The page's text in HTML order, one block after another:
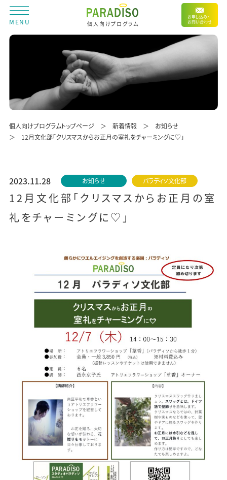
MENU 個人向けプログラム
お申し込み・
お問い合わせ
個人向けプログラムトップページ 新着情報
お知らせ
12月文化部「クリスマスからお正月の室礼をチャーミングに♡」
2023.11.28 お知らせ パラディソ文化部
12月文化部「クリスマスからお正月の室
礼をチャーミングに♡」